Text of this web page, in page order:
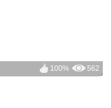
562
100%